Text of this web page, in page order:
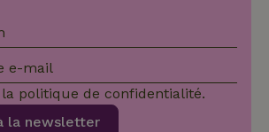
e-mail
la newsletter
politique de confidentialité.
Fournisseur
Google LLC
.maisonnature.fr
Fournisseur /
Domaine
Expiration Description
Fournisseur/Domaine
json